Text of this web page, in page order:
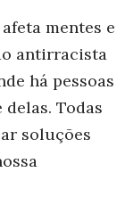
mentes e
antirracista
há pessoas
Todas
soluções